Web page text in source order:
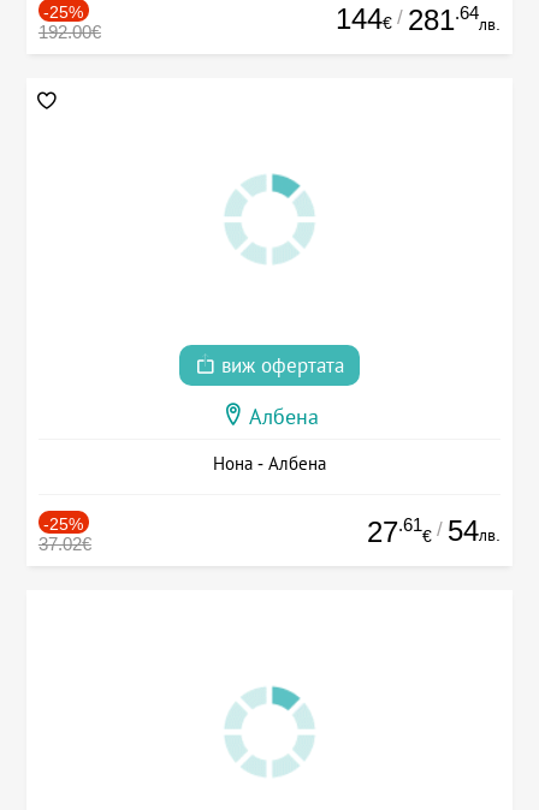
-25%
192.00€ 144€ / 281.64
лв.
виж офертата
Албена
Нона - Албена
-25%
37.02€ 27.61
€ / 54лв.